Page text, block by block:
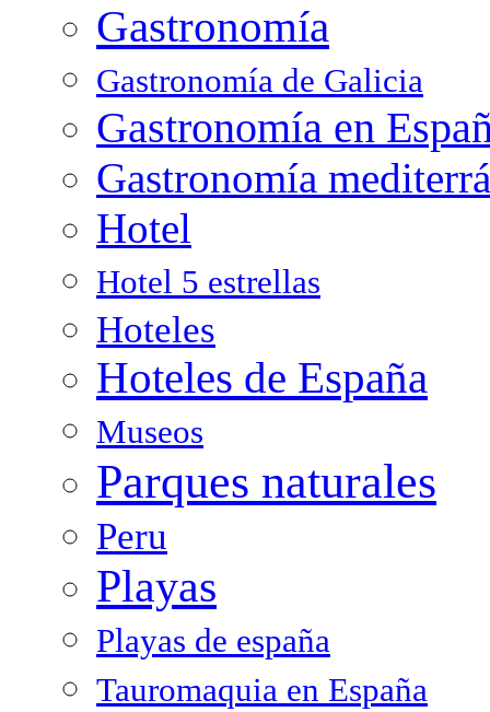
Gastronomía
Gastronomía de Galicia
Gastronomía en
Gastronomía
Hotel
Hotel 5 estrellas
Hoteles
Hoteles de España
Museos
Parques naturales
Peru
Playas
Playas de españa
Tauromaquia en España